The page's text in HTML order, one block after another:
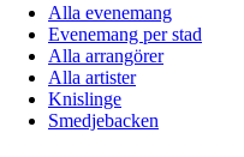
Alla evenemang
Evenemang per stad
Alla arrangörer
Alla artister
Knislinge
Smedjebacken